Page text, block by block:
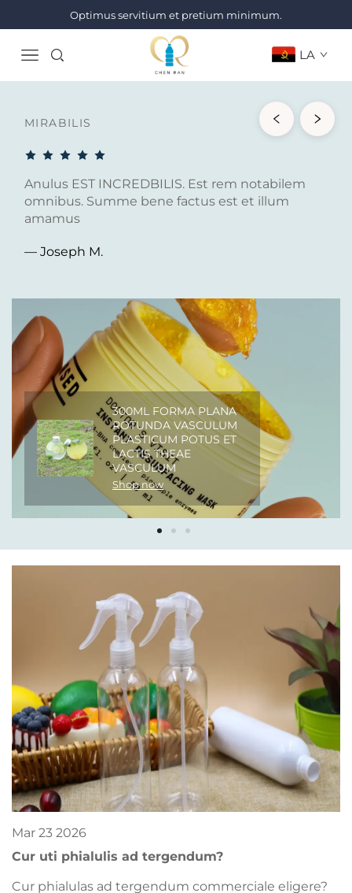
Optimus servitium et pretium minimum.
LA
MIRABILIS
Anulus EST INCREDBILIS. Est rem notabilem
omnibus. Summe bene factus est et illum
amamus
— Joseph M.
300ML FORMA PLANA
ROTUNDA VASCULUM
PLASTICUM POTUS ET
LACTIS THEAE
VASCULUM
Shop now
Mar 23 2026
Cur uti phialulis ad tergendum?
Cur phialulas ad tergendum commerciale eligere?